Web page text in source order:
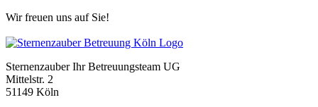
Wir freuen uns auf Sie!
Sternenzauber Ihr Betreuungsteam UG
Mittelstr. 2
51149 Köln